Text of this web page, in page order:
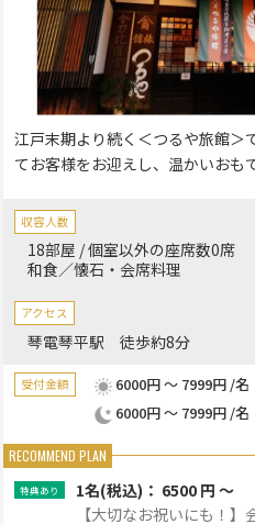
江戸末期より続く＜つるや旅館＞
てお客様をお迎えし、温かいおも
には、歴史と温もりを感じる当旅
間をお過ごしいただけます。お祝
つろぎのひとときをご提供いたしま
収容人数
18部屋 / 個室以外の座席数0席
和食／懐石・会席料理
アクセス
琴電琴平駅 徒歩約8分
受付金額
6000円 ～ 7999円 /名
6000円 ～ 7999円 /名
1名(税込)： 6500 円 ～
【大切なお祝いにも！】